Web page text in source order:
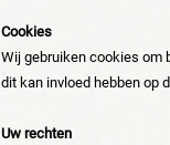
Cookies
Wij gebruiken cookies om
dit kan invloed hebben op
Uw rechten